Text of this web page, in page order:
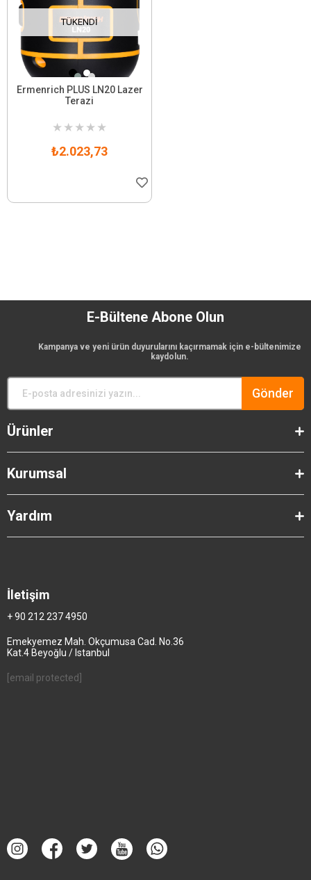
TÜKENDI
Ermenrich PLUS LN20 Lazer
Terazi
★ ★ ★ ★ ★
₺2.023,73
E-Bültene Abone Olun
Kampanya ve yeni ürün duyurularını kaçırmamak için e-bültenimize
kaydolun.
Gönder
Ürünler
Kurumsal
Yardım
İletişim
+ 90 212 237 4950
Emekyemez Mah. Okçumusa Cad. No.36
Kat.4 Beyoğlu / Istanbul
[email protected]